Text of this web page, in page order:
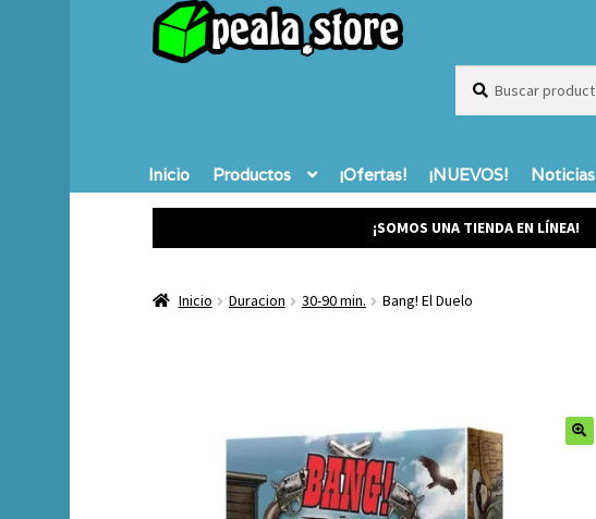
Buscar
Inicio Productos ¡Ofertas! ¡NUEVOS! Noticias
¡SOMOS UNA TIENDA EN LÍNEA!
Inicio Duracion 30-90 min. Bang! El Duelo